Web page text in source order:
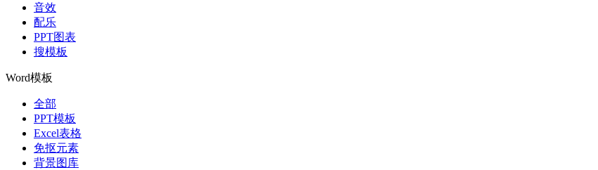
音效
配乐
PPT图表
搜模板
Word模板
全部
PPT模板
Excel表格
免抠元素
背景图库